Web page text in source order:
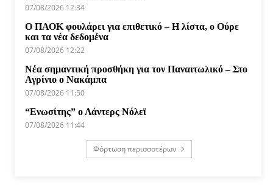
07/08/2026 12:34
Ο ΠΑΟΚ φουλάρει για επιθετικό – Η λίστα, ο Ούρε
και τα νέα δεδομένα
07/08/2026 12:22
Νέα σημαντική προσθήκη για τον Παναιτωλικό – Στο
Αγρίνιο ο Νακάμπα
07/08/2026 11:50
“Ενωσίτης” ο Λάντερς Νόλεϊ
07/08/2026 11:44
Φόρτωση περισσοτέρων